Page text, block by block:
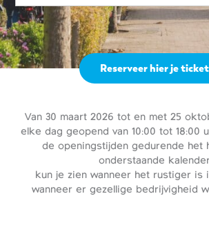
Van 30 maart 2026 tot en met 25
elke dag geopend van 10:00 tot 18:00
de openingstijden gedurende het
onderstaande kalender
kun je zien wanneer het rustiger is
wanneer er gezellige bedrijvigheid
Reserveer hier je ticket